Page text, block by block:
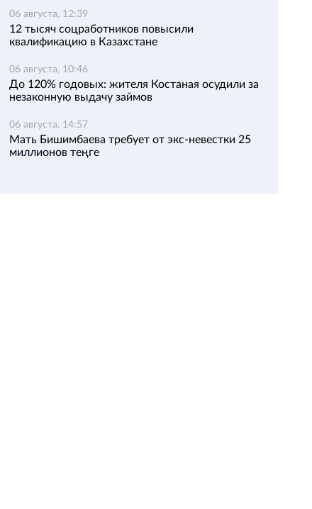
06 августа, 12:39
12 тысяч соцработников повысили
квалификацию в Казахстане
06 августа, 10:46
До 120% годовых: жителя Костаная осудили за
незаконную выдачу займов
06 августа, 14:57
Мать Бишимбаева требует от экс-невестки 25
миллионов теңге